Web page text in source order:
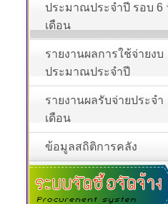
ประมาณประจำปี รอบ 6
เดือน
รายงานผลการใช้จ่ายงบ
ประมาณประจำปี
รายงานผลรับจ่ายประจำ
เดือน
ข้อมูลสถิติการคลัง